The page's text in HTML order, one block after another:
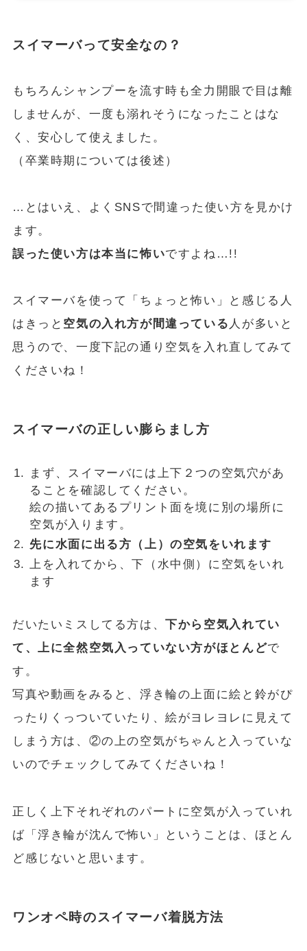
スイマーバって安全なの？
もちろんシャンプーを流す時も全力開眼で目は離
しませんが、一度も溺れそうになったことはな
く、安心して使えました。
（卒業時期については後述）
…とはいえ、よくSNSで間違った使い方を見かけ
ます。
誤った使い方は本当に怖いですよね…!!
スイマーバを使って「ちょっと怖い」と感じる人
はきっと 空気の入れ方が間違っている 人が多いと
思うので、一度下記の通り空気を入れ直してみて
くださいね！
スイマーバの正しい膨らまし方
まず、スイマーバには上下２つの空気穴があ
ることを確認してください。
絵の描いてあるプリント面を境に別の場所に
空気が入ります。
先に水面に出る方（上）の空気をいれます
上を入れてから、下（水中側）に空気をいれ
ます
だいたいミスしてる方は、下から空気入れてい
て、上に全然空気入っていない方がほとんどで
す。
写真や動画をみると、浮き輪の上面に絵と鈴がぴ
ったりくっついていたり、絵がヨレヨレに見えて
しまう方は、②の上の空気がちゃんと入っていな
いのでチェックしてみてくださいね！
正しく上下それぞれのパートに空気が入っていれ
ば「浮き輪が沈んで怖い」ということは、ほとん
ど感じないと思います。
ワンオペ時のスイマーバ着脱方法